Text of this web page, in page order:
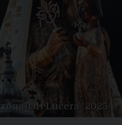
di Lucera- 2025